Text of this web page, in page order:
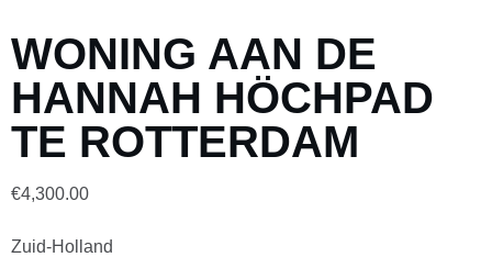
WONING AAN DE
HANNAH HÖCHPAD
TE ROTTERDAM
€4,300.00
Zuid-Holland